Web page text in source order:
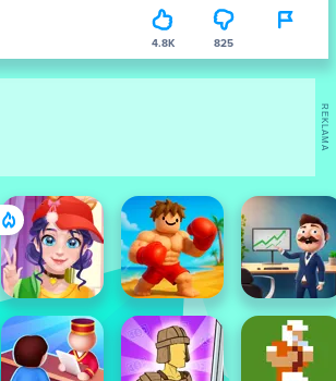
4.8K 825
REKLAMA